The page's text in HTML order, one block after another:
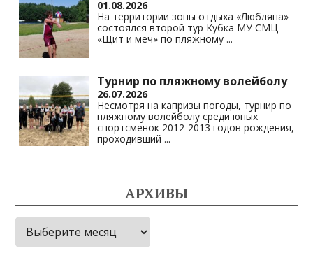
01.08.2026
На территории зоны отдыха «Любляна»
состоялся второй тур Кубка МУ СМЦ
«Щит и меч» по пляжному ...
Турнир по пляжному волейболу
26.07.2026
Несмотря на капризы погоды, турнир по
пляжному волейболу среди юных
спортсменок 2012-2013 годов рождения,
проходивший ...
АРХИВЫ
Архивы